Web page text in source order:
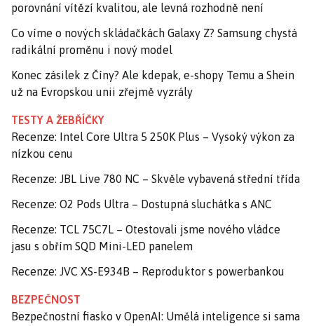
porovnání vítězí kvalitou, ale levná rozhodně není
Co víme o nových skládačkách Galaxy Z? Samsung chystá
radikální proměnu i nový model
Konec zásilek z Číny? Ale kdepak, e-shopy Temu a Shein
už na Evropskou unii zřejmě vyzrály
TESTY A ŽEBŘÍČKY
Recenze: Intel Core Ultra 5 250K Plus – Vysoký výkon za
nízkou cenu
Recenze: JBL Live 780 NC – Skvěle vybavená střední třída
Recenze: O2 Pods Ultra – Dostupná sluchátka s ANC
Recenze: TCL 75C7L – Otestovali jsme nového vládce
jasu s obřím SQD Mini-LED panelem
Recenze: JVC XS-E934B – Reproduktor s powerbankou
BEZPEČNOST
Bezpečnostní fiasko v OpenAI: Umělá inteligence si sama